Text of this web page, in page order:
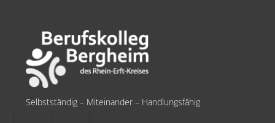
Selbstständig – Miteinander – Handlungsfähig